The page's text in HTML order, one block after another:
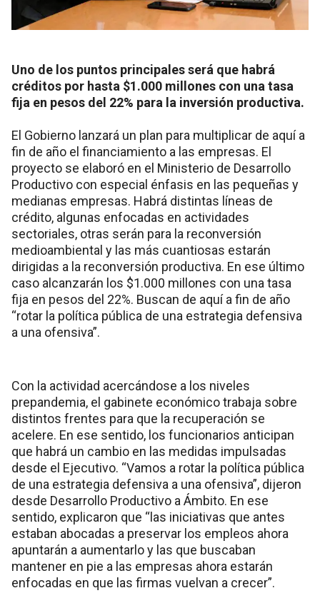
Uno de los puntos principales será que habrá
créditos por hasta $1.000 millones con una tasa
fija en pesos del 22% para la inversión productiva.
El Gobierno lanzará un plan para multiplicar de aquí a
fin de año el financiamiento a las empresas. El
proyecto se elaboró en el Ministerio de Desarrollo
Productivo con especial énfasis en las pequeñas y
medianas empresas. Habrá distintas líneas de
crédito, algunas enfocadas en actividades
sectoriales, otras serán para la reconversión
medioambiental y las más cuantiosas estarán
dirigidas a la reconversión productiva. En ese último
caso alcanzarán los $1.000 millones con una tasa
fija en pesos del 22%. Buscan de aquí a fin de año
“rotar la política pública de una estrategia defensiva
a una ofensiva”.
Con la actividad acercándose a los niveles
prepandemia, el gabinete económico trabaja sobre
distintos frentes para que la recuperación se
acelere. En ese sentido, los funcionarios anticipan
que habrá un cambio en las medidas impulsadas
desde el Ejecutivo. “Vamos a rotar la política pública
de una estrategia defensiva a una ofensiva”, dijeron
desde Desarrollo Productivo a Ámbito. En ese
sentido, explicaron que “las iniciativas que antes
estaban abocadas a preservar los empleos ahora
apuntarán a aumentarlo y las que buscaban
mantener en pie a las empresas ahora estarán
enfocadas en que las firmas vuelvan a crecer”.